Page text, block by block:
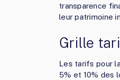
transparence
leur patrimoine
Grille
Les tarifs pour
5% et 10% des